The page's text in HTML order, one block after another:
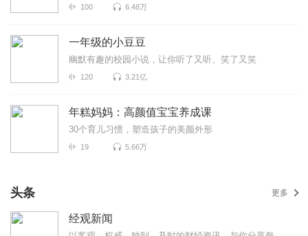
100 6.48万
一年级的小豆豆
幽默有趣的校园小说，让你听了又听、笑了又笑
120 3.21亿
年糕妈妈：高颜值宝宝养成课
30个育儿习惯，塑造孩子的美颜外形
19 5.66万
头条 更多
经观新闻